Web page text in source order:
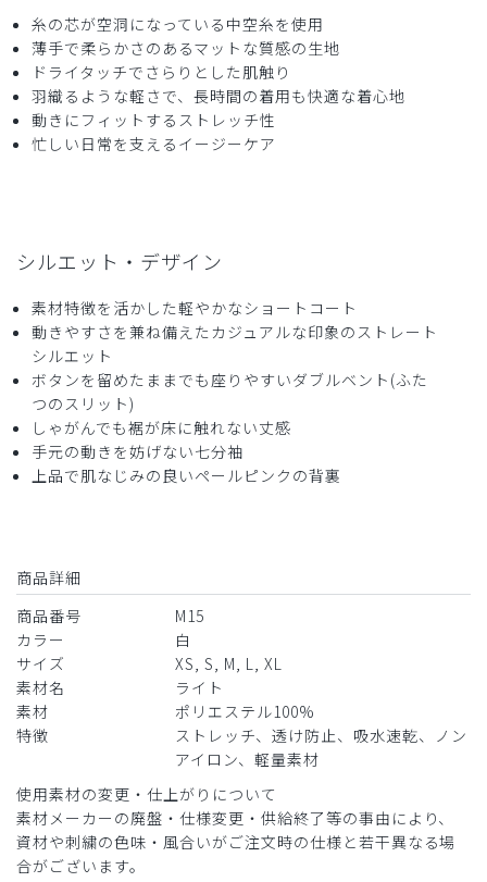
糸の芯が空洞になっている中空糸を使用
薄手で柔らかさのあるマットな質感の生地
ドライタッチでさらりとした肌触り
羽織るような軽さで、長時間の着用も快適な着心地
動きにフィットするストレッチ性
忙しい日常を支えるイージーケア
シルエット・デザイン
素材特徴を活かした軽やかなショートコート
動きやすさを兼ね備えたカジュアルな印象のストレート
シルエット
ボタンを留めたままでも座りやすいダブルベント(ふた
つのスリット)
しゃがんでも裾が床に触れない丈感
手元の動きを妨げない七分袖
上品で肌なじみの良いペールピンクの背裏
商品詳細
商品番号
M15
カラー
白
サイズ
XS, S, M, L, XL
素材名
ライト
素材
ポリエステル100%
特徴
ストレッチ、透け防止、吸水速乾、ノン
アイロン、軽量素材
使用素材の変更・仕上がりについて
素材メーカーの廃盤・仕様変更・供給終了等の事由により、
資材や刺繍の色味・風合いがご注文時の仕様と若干異なる場
合がございます。